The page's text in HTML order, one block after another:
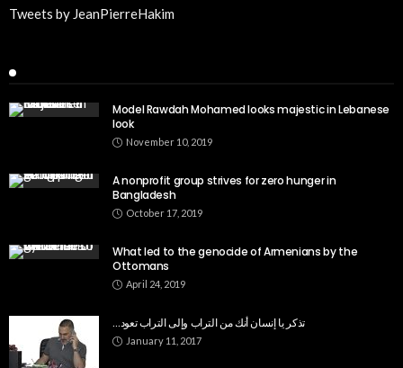
Tweets by JeanPierreHakim
Model Rawdah Mohamed looks majestic in Lebanese
look
November 10, 2019
A nonprofit group strives for zero hunger in
Bangladesh
October 17, 2019
What led to the genocide of Armenians by the
Ottomans
April 24, 2019
…تذكر يا إنسان أنك من التراب وإلى التراب تعود
January 11, 2017